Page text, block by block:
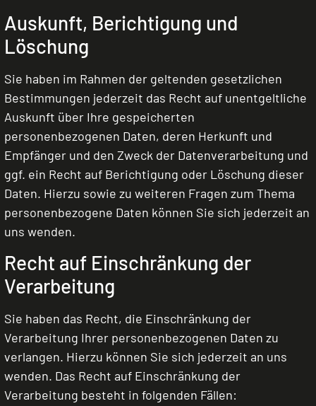
Auskunft, Berichtigung und
Löschung
Sie haben im Rahmen der geltenden gesetzlichen
Bestimmungen jederzeit das Recht auf unentgeltliche
Auskunft über Ihre gespeicherten
personenbezogenen Daten, deren Herkunft und
Empfänger und den Zweck der Datenverarbeitung und
ggf. ein Recht auf Berichtigung oder Löschung dieser
Daten. Hierzu sowie zu weiteren Fragen zum Thema
personenbezogene Daten können Sie sich jederzeit an
uns wenden.
Recht auf Einschränkung der
Verarbeitung
Sie haben das Recht, die Einschränkung der
Verarbeitung Ihrer personenbezogenen Daten zu
verlangen. Hierzu können Sie sich jederzeit an uns
wenden. Das Recht auf Einschränkung der
Verarbeitung besteht in folgenden Fällen: